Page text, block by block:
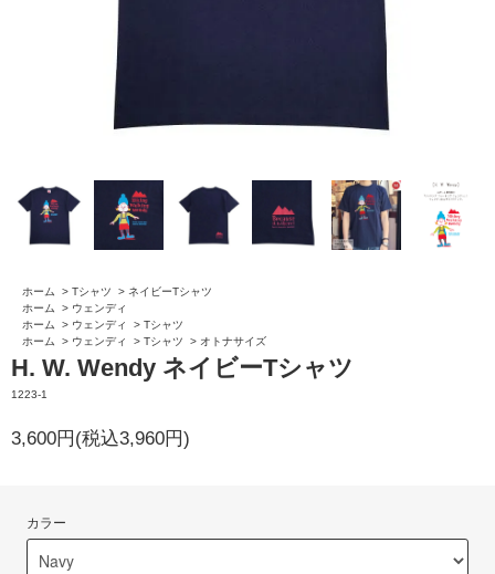
ホーム > Tシャツ > ネイビーTシャツ
ホーム
> ウェンディ
ホーム
> ウェンディ > Tシャツ
ホーム
> ウェンディ > Tシャツ > オトナサイズ
H. W. Wendy ネイビーTシャツ
1223-1
3,600円(税込3,960円)
カラー